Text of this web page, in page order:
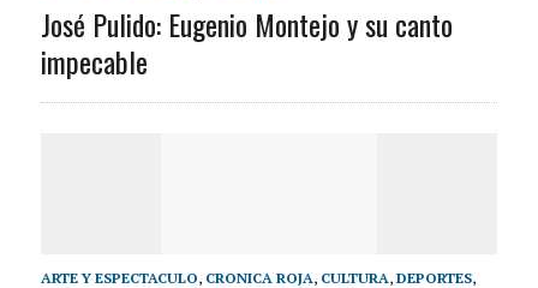
José Pulido: Eugenio Montejo y su canto
impecable
ARTE Y ESPECTACULO, CRONICA ROJA, CULTURA, DEPORTES,